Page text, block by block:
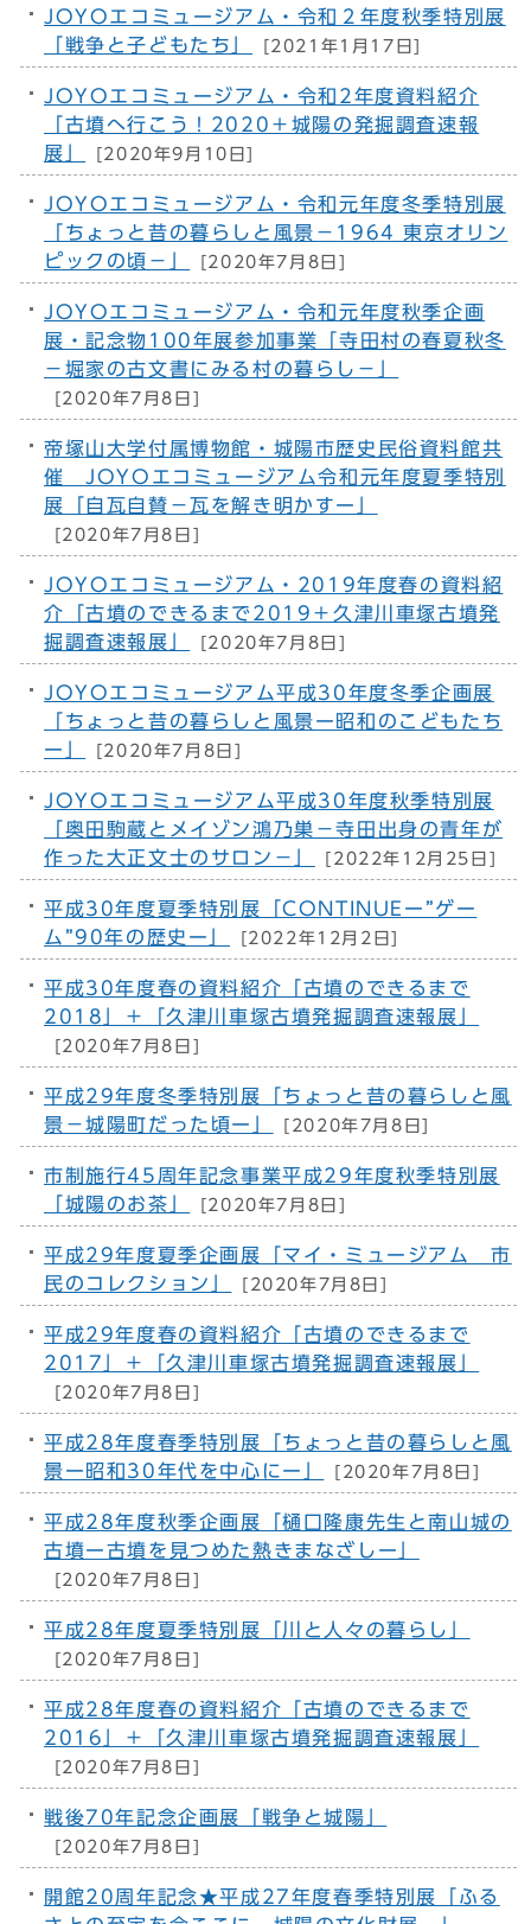
JOYOエコミュージアム・令和２年度秋季特別展
「戦争と子どもたち」
[2021年1月17日]
JOYOエコミュージアム・令和2年度資料紹介
「古墳へ行こう！2020＋城陽の発掘調査速報
展」
[2020年9月10日]
JOYOエコミュージアム・令和元年度冬季特別展
「ちょっと昔の暮らしと風景－1964 東京オリン
ピックの頃－」
[2020年7月8日]
JOYOエコミュージアム・令和元年度秋季企画
展・記念物100年展参加事業「寺田村の春夏秋冬
－堀家の古文書にみる村の暮らし－」
[2020年7月8日]
帝塚山大学付属博物館・城陽市歴史民俗資料館共
催 JOYOエコミュージアム令和元年度夏季特別
展「自瓦自賛－瓦を解き明かすー」
[2020年7月8日]
JOYOエコミュージアム・2019年度春の資料紹
介「古墳のできるまで2019＋久津川車塚古墳発
掘調査速報展」
[2020年7月8日]
JOYOエコミュージアム平成30年度冬季企画展
「ちょっと昔の暮らしと風景ー昭和のこどもたち
ー」
[2020年7月8日]
JOYOエコミュージアム平成30年度秋季特別展
「奥田駒蔵とメイゾン鴻乃巣－寺田出身の青年が
作った大正文士のサロン－」
[2022年12月25日]
平成30年度夏季特別展「CONTINUEー”ゲー
ム”90年の歴史ー」
[2022年12月2日]
平成30年度春の資料紹介「古墳のできるまで
2018」＋「久津川車塚古墳発掘調査速報展」
[2020年7月8日]
平成29年度冬季特別展「ちょっと昔の暮らしと風
景－城陽町だった頃ー」
[2020年7月8日]
市制施行45周年記念事業平成29年度秋季特別展
「城陽のお茶」
[2020年7月8日]
平成29年度夏季企画展「マイ・ミュージアム 市
民のコレクション」
[2020年7月8日]
平成29年度春の資料紹介「古墳のできるまで
2017」＋「久津川車塚古墳発掘調査速報展」
[2020年7月8日]
平成28年度春季特別展「ちょっと昔の暮らしと風
景ー昭和30年代を中心にー」
[2020年7月8日]
平成28年度秋季企画展「樋口隆康先生と南山城の
古墳ー古墳を見つめた熱きまなざしー」
[2020年7月8日]
平成28年度夏季特別展「川と人々の暮らし」
[2020年7月8日]
平成28年度春の資料紹介「古墳のできるまで
2016」＋「久津川車塚古墳発掘調査速報展」
[2020年7月8日]
戦後70年記念企画展「戦争と城陽」
[2020年7月8日]
開館20周年記念★平成27年度春季特別展「ふる